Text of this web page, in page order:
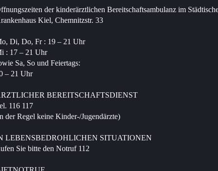
der kinderärztlichen Bereitschaftsambulanz im
Kiel, Chemnitzstr. 33
Di, Do, Fr : 19 – 21 Uhr
: 17 – 21 Uhr
Sa, So und Feiertags:
– 21 Uhr
BEREITSCHAFTSDIENST
116 117
der Regel keine Kinder-/Jugendärzte)
LEBENSBEDROHLICHEN SITUATIONEN
Sie bitte den Notruf 112